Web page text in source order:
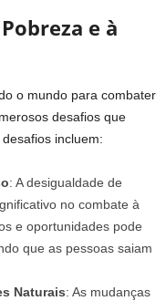
e à
o mundo para combater
desafios que
incluem:
: A desigualdade de
no combate à
e oportunidades pode
que as pessoas saiam
Naturais: As mudanças